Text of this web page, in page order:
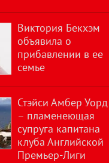
Виктория Бекхэм
объявила о
прибавлении в ее
семье
Стэйси Амбер Уорд
– пламенеющая
супруга капитана
клуба Английской
Премьер-Лиги